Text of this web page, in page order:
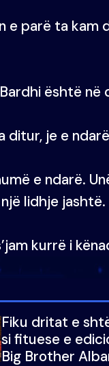
e parë ta kam
është në
ditur, je e
e ndarë.
lidhje jashtë.
kurrë i
Fiku dritat e
si fituese e
Big Brother